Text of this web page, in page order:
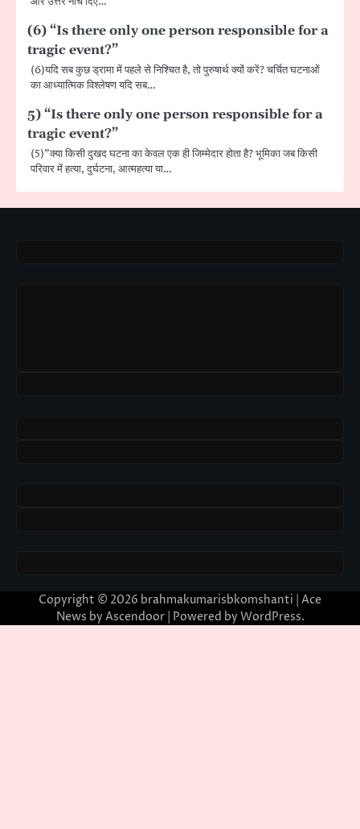
(6) “Is there only one person responsible for a
tragic event?”
(6)यदि सब कुछ ड्रामा में पहले से निश्चित है, तो पुरुषार्थ क्यों करें? चर्चित घटनाओं
का आध्यात्मिक विश्लेषण यदि सब…
5) “Is there only one person responsible for a
tragic event?”
(5)”क्या किसी दुखद घटना का केवल एक ही जिम्मेदार होता है? भूमिका जब किसी
परिवार में हत्या, दुर्घटना, आत्महत्या या…
Copyright © 2026 brahmakumarisbkomshanti | Ace
News by Ascendoor| Powered by WordPress.